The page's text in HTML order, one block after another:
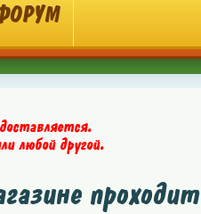
любой другой.
проходит